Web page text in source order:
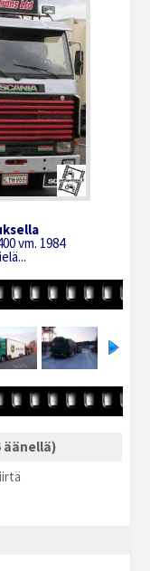
vm. 1984
äänellä)